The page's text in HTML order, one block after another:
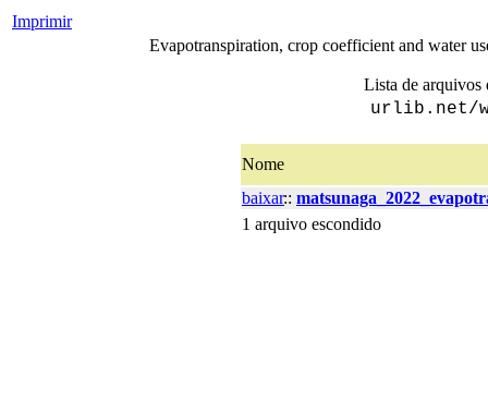
Imprimir
Evapotranspiration, crop coefficient and water
Lista de arquivos
urlib.net/
Nome
baixar::
1 arquivo escondido